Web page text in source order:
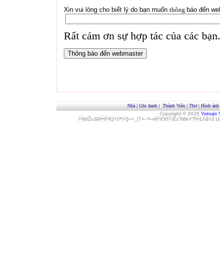
Xin vui lòng cho biết lý do bạn muốn thông báo đến
Rất cám ơn sự hợp tác của các bạn.
Nhà | Ghi danh | Thành Viên | Thơ| Hình ảnh
Copyright © 2026 Vietnam
áfŽv‚ßêQ†ôª[»>_|7×–²»‹èÓ0